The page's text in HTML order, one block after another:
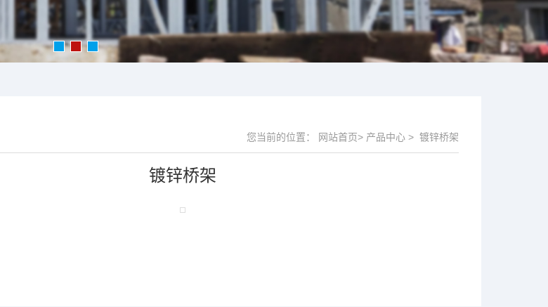
您当前的位置： 网站首页> 产品中心 > 镀锌桥架
镀锌桥架